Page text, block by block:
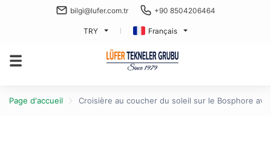
bilgi@lufer.com.tr +90 8504206464
TRY Français
Page d'accueil Croisière au coucher du soleil sur le Bosphore